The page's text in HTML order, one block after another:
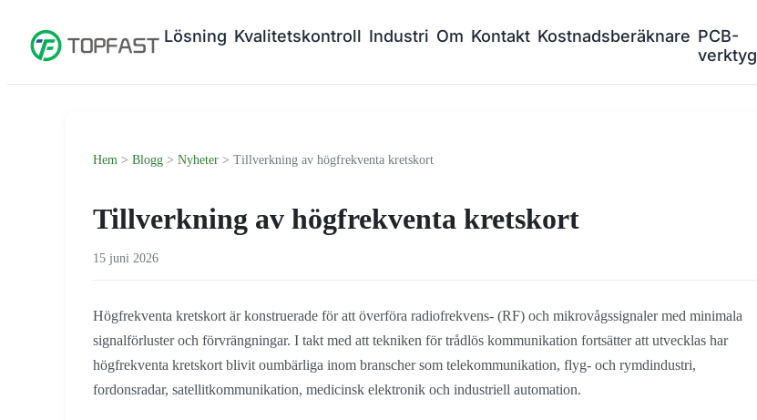
Lösning Kvalitetskontroll Industri Om Kontakt Kostnadsberäknare PCB-
verktyg
Hem > Blogg > Nyheter > Tillverkning av högfrekventa kretskort
Tillverkning av högfrekventa kretskort
15 juni 2026
Högfrekventa kretskort är konstruerade för att överföra radiofrekvens- (RF) och mikrovågssignaler med minimala
signalförluster och förvrängningar. I takt med att tekniken för trådlös kommunikation fortsätter att utvecklas har
högfrekventa kretskort blivit oumbärliga inom branscher som telekommunikation, flyg- och rymdindustri,
fordonsradar, satellitkommunikation, medicinsk elektronik och industriell automation.